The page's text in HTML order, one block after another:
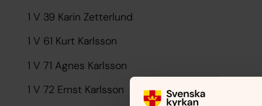
1 V 39 Karin Zetterlund
1 V 61 Kurt Karlsson
1 V 71 Agnes Karlsson
1 V 72 Ernst Karlsson